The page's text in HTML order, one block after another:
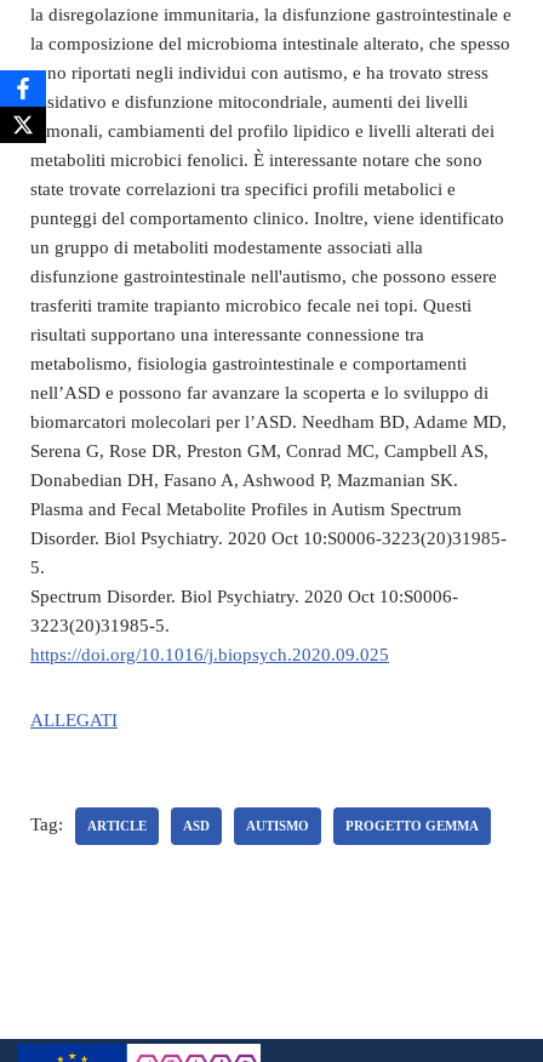
la disregolazione immunitaria, la disfunzione gastrointestinale e
la composizione del microbioma intestinale alterato, che spesso
sono riportati negli individui con autismo, e ha trovato stress
ossidativo e disfunzione mitocondriale, aumenti dei livelli
ormonali, cambiamenti del profilo lipidico e livelli alterati dei
metaboliti microbici fenolici. È interessante notare che sono
state trovate correlazioni tra specifici profili metabolici e
punteggi del comportamento clinico. Inoltre, viene identificato
un gruppo di metaboliti modestamente associati alla
disfunzione gastrointestinale nell'autismo, che possono essere
trasferiti tramite trapianto microbico fecale nei topi. Questi
risultati supportano una interessante connessione tra
metabolismo, fisiologia gastrointestinale e comportamenti
nell’ASD e possono far avanzare la scoperta e lo sviluppo di
biomarcatori molecolari per l’ASD. Needham BD, Adame MD,
Serena G, Rose DR, Preston GM, Conrad MC, Campbell AS,
Donabedian DH, Fasano A, Ashwood P, Mazmanian SK.
Plasma and Fecal Metabolite Profiles in Autism Spectrum
Disorder. Biol Psychiatry. 2020 Oct 10:S0006-3223(20)31985-
5.
Spectrum Disorder. Biol Psychiatry. 2020 Oct 10:S0006-
3223(20)31985-5.
https://doi.org/10.1016/j.biopsych.2020.09.025
ALLEGATI
Tag: ARTICLE ASD AUTISMO PROGETTO GEMMA